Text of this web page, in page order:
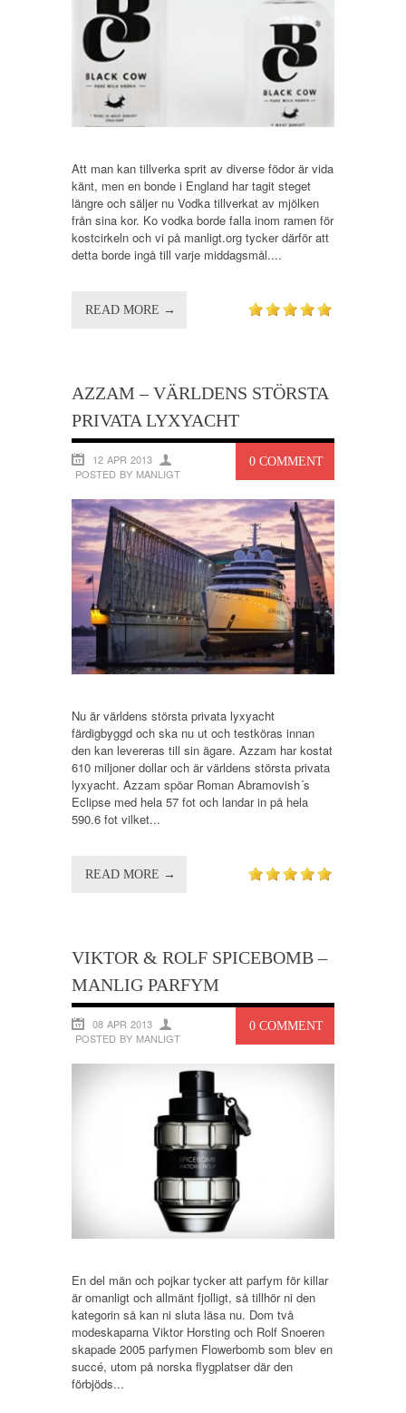
Att man kan tillverka sprit av diverse födor är vida
känt, men en bonde i England har tagit steget
längre och säljer nu Vodka tillverkat av mjölken
från sina kor. Ko vodka borde falla inom ramen för
kostcirkeln och vi på manligt.org tycker därför att
detta borde ingå till varje middagsmål....
READ MORE →
AZZAM – VÄRLDENS STÖRSTA
PRIVATA LYXYACHT
0 COMMENT
12 APR 2013
POSTED BY MANLIGT
Nu är världens största privata lyxyacht
färdigbyggd och ska nu ut och testköras innan
den kan levereras till sin ägare. Azzam har kostat
610 miljoner dollar och är världens största privata
lyxyacht. Azzam spöar Roman Abramovish´s
Eclipse med hela 57 fot och landar in på hela
590.6 fot vilket...
READ MORE →
VIKTOR & ROLF SPICEBOMB –
MANLIG PARFYM
0 COMMENT
08 APR 2013
POSTED BY MANLIGT
En del män och pojkar tycker att parfym för killar
är omanligt och allmänt fjolligt, så tillhör ni den
kategorin så kan ni sluta läsa nu. Dom två
modeskaparna Viktor Horsting och Rolf Snoeren
skapade 2005 parfymen Flowerbomb som blev en
succé, utom på norska flygplatser där den
förbjöds...